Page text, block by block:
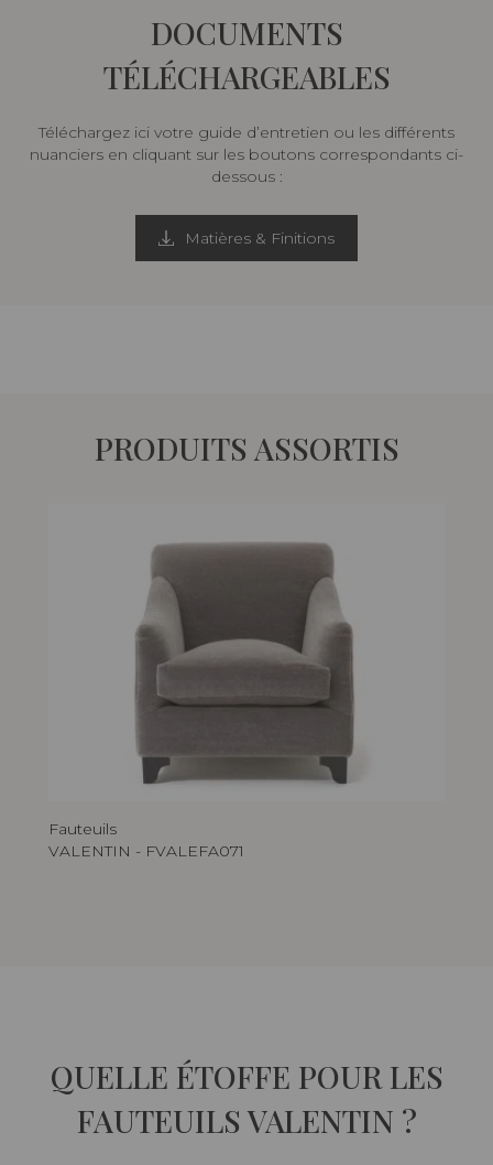
DOCUMENTS
TÉLÉCHARGEABLES
Téléchargez ici votre guide d’entretien ou les différents
nuanciers en cliquant sur les boutons correspondants ci-
dessous :
Matières & Finitions
PRODUITS ASSORTIS
Fauteuils
VALENTIN - FVALEFA071
QUELLE ÉTOFFE POUR LES
FAUTEUILS VALENTIN ?